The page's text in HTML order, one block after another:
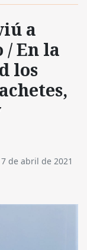
a
/ En la
los
7 de abril de 2021